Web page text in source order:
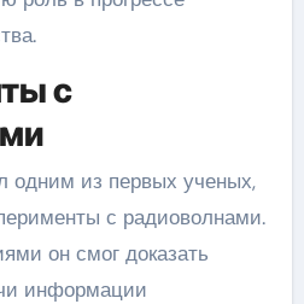
с
одним из первых ученых,
с радиоволнами.
он смог доказать
информации